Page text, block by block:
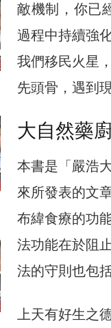
敵機制，你已
過程中持續強
我們移民火星
先頭骨，遇到
大自然藥
本書是「嚴浩
來所發表的文
布緯食療的功
法功能在於阻
法的守則也包
上天有好生之